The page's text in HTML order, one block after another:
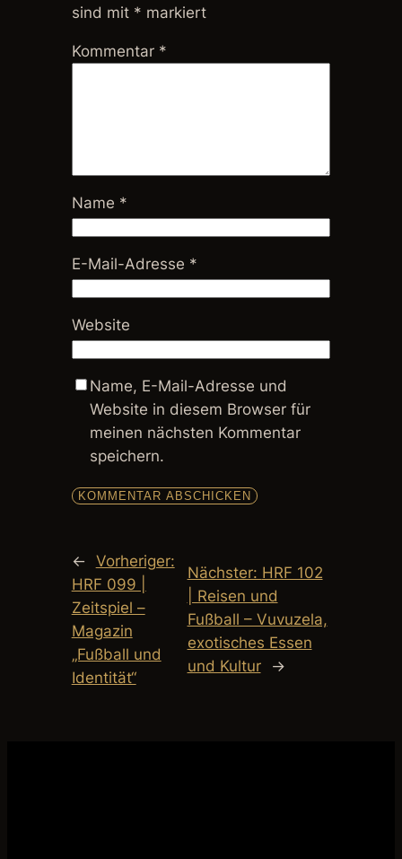
sind mit * markiert
Kommentar *
Name *
E-Mail-Adresse *
Website
Name, E-Mail-Adresse und
Website in diesem Browser für
meinen nächsten Kommentar
speichern.
←
Vorheriger:
HRF 099 |
Zeitspiel –
Magazin
„Fußball und
Identität“
Nächster: HRF 102
| Reisen und
Fußball – Vuvuzela,
exotisches Essen
und Kultur
→